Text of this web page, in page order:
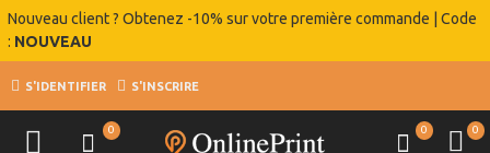
Nouveau client ? Obtenez -10% sur votre première commande | Code
: NOUVEAU
S'IDENTIFIER S'INSCRIRE
0 0 0